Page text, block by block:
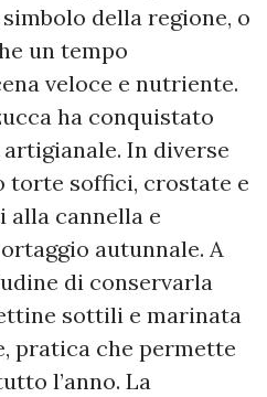
della regione, o
un tempo
veloce e nutriente.
ha conquistato
In diverse
torte soffici, crostate e
cannella e
autunnale. A
di conservarla
sottili e marinata
pratica che permette
l’anno. La